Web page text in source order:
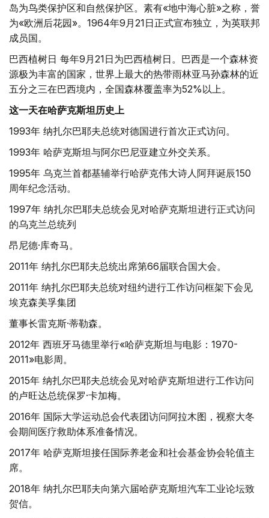
岛为鸟类保护区和自然保护区。素有«地中海心脏»之称，誉
为«欧洲后花园»。1964年9月21日正式宣布独立，为英联邦
成员国。
巴西植树日 每年9月21日为巴西植树日。巴西是一个森林资
源极为丰富的国家，世界上最大的热带雨林亚马孙森林的近
五分之三在巴西境内，全国森林覆盖率为52%以上。
这一天在哈萨克斯坦历史上
1993年 纳扎尔巴耶夫总统对德国进行首次正式访问。
1993年 哈萨克斯坦与阿尔巴尼亚建立外交关系。
1995年 乌克兰首都基辅举行哈萨克伟大诗人阿拜诞辰150
周年纪念活动。
1997年 纳扎尔巴耶夫总统会见对哈萨克斯坦进行正式访问
的乌克兰总统列
昂尼德·库奇马。
2011年 纳扎尔巴耶夫总统出席第66届联合国大会。
2011年 纳扎尔巴耶夫总统对纽约进行工作访问框架下会见
埃克森美孚集团
董事长雷克斯·蒂勒森。
2012年 西班牙马德里举行«哈萨克斯坦与电影：1970-
2011»电影周。
2015年 纳扎尔巴耶夫总统会见对哈萨克斯坦进行工作访问
的卢旺达总统保罗·卡加梅。
2016年 国际大学运动总会代表团访问阿拉木图，视察大冬
会期间医疗救助体系准备情况。
2017年 哈萨克斯坦接任国际养老金和社会基金协会轮值主
席。
2018年 纳扎尔巴耶夫向第六届哈萨克斯坦汽车工业论坛致
贺信。